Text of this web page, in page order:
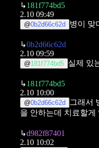
↳181f774bd5
2.10 09:49
@0b2d66c62d 병이 맞
↳0b2d66c62d
2.10 09:59
@181f774bd5 실제 있
↳181f774bd5
2.10 10:00
@0b2d66c62d
그래서
을 안하는데 치료할게
↳d982f87401
2.10 10:02